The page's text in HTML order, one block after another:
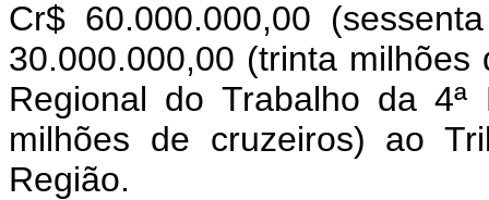
Cr$ 60.000.000,00
30.000.000,00 (trinta
Regional do Trabalho da
milhões de cruzeiros) ao
Região.